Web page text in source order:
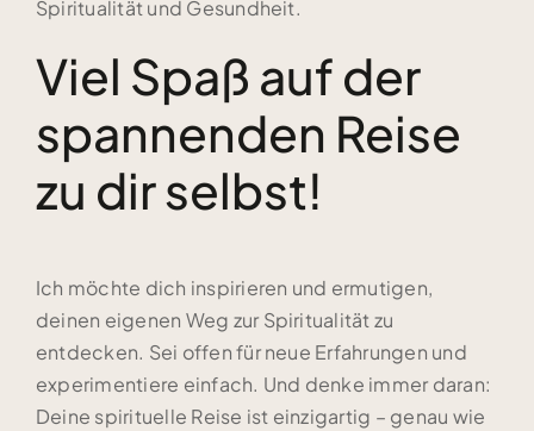
Spiritualität und Gesundheit.
Viel Spaß auf der
spannenden Reise
zu dir selbst!
Ich möchte dich inspirieren und ermutigen,
deinen eigenen Weg zur Spiritualität zu
entdecken. Sei offen für neue Erfahrungen und
experimentiere einfach. Und denke immer daran:
Deine spirituelle Reise ist einzigartig – genau wie